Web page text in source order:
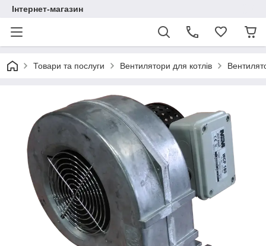
Інтернет-магазин
Товари та послуги Вентилятори для котлів